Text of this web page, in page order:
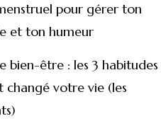
pour gérer ton
et ton humeur
bien-être : les 3 habitudes
changé votre vie (les